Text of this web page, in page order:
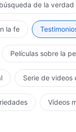
de la verdad
la fe
Películas sobre la
Serie de videos
Vídeos